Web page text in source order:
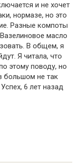
и не хочет
нормазе, но это
Разные компоты
масло
В общем, я
Я читала, что
этому поводу, но
большом не так
6 лет назад